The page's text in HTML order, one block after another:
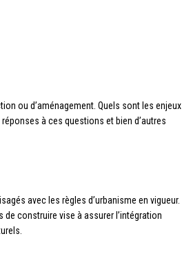
ou d’aménagement. Quels sont les enjeux
à ces questions et bien d’autres
avec les règles d’urbanisme en vigueur. Il
construire vise à assurer l’intégration